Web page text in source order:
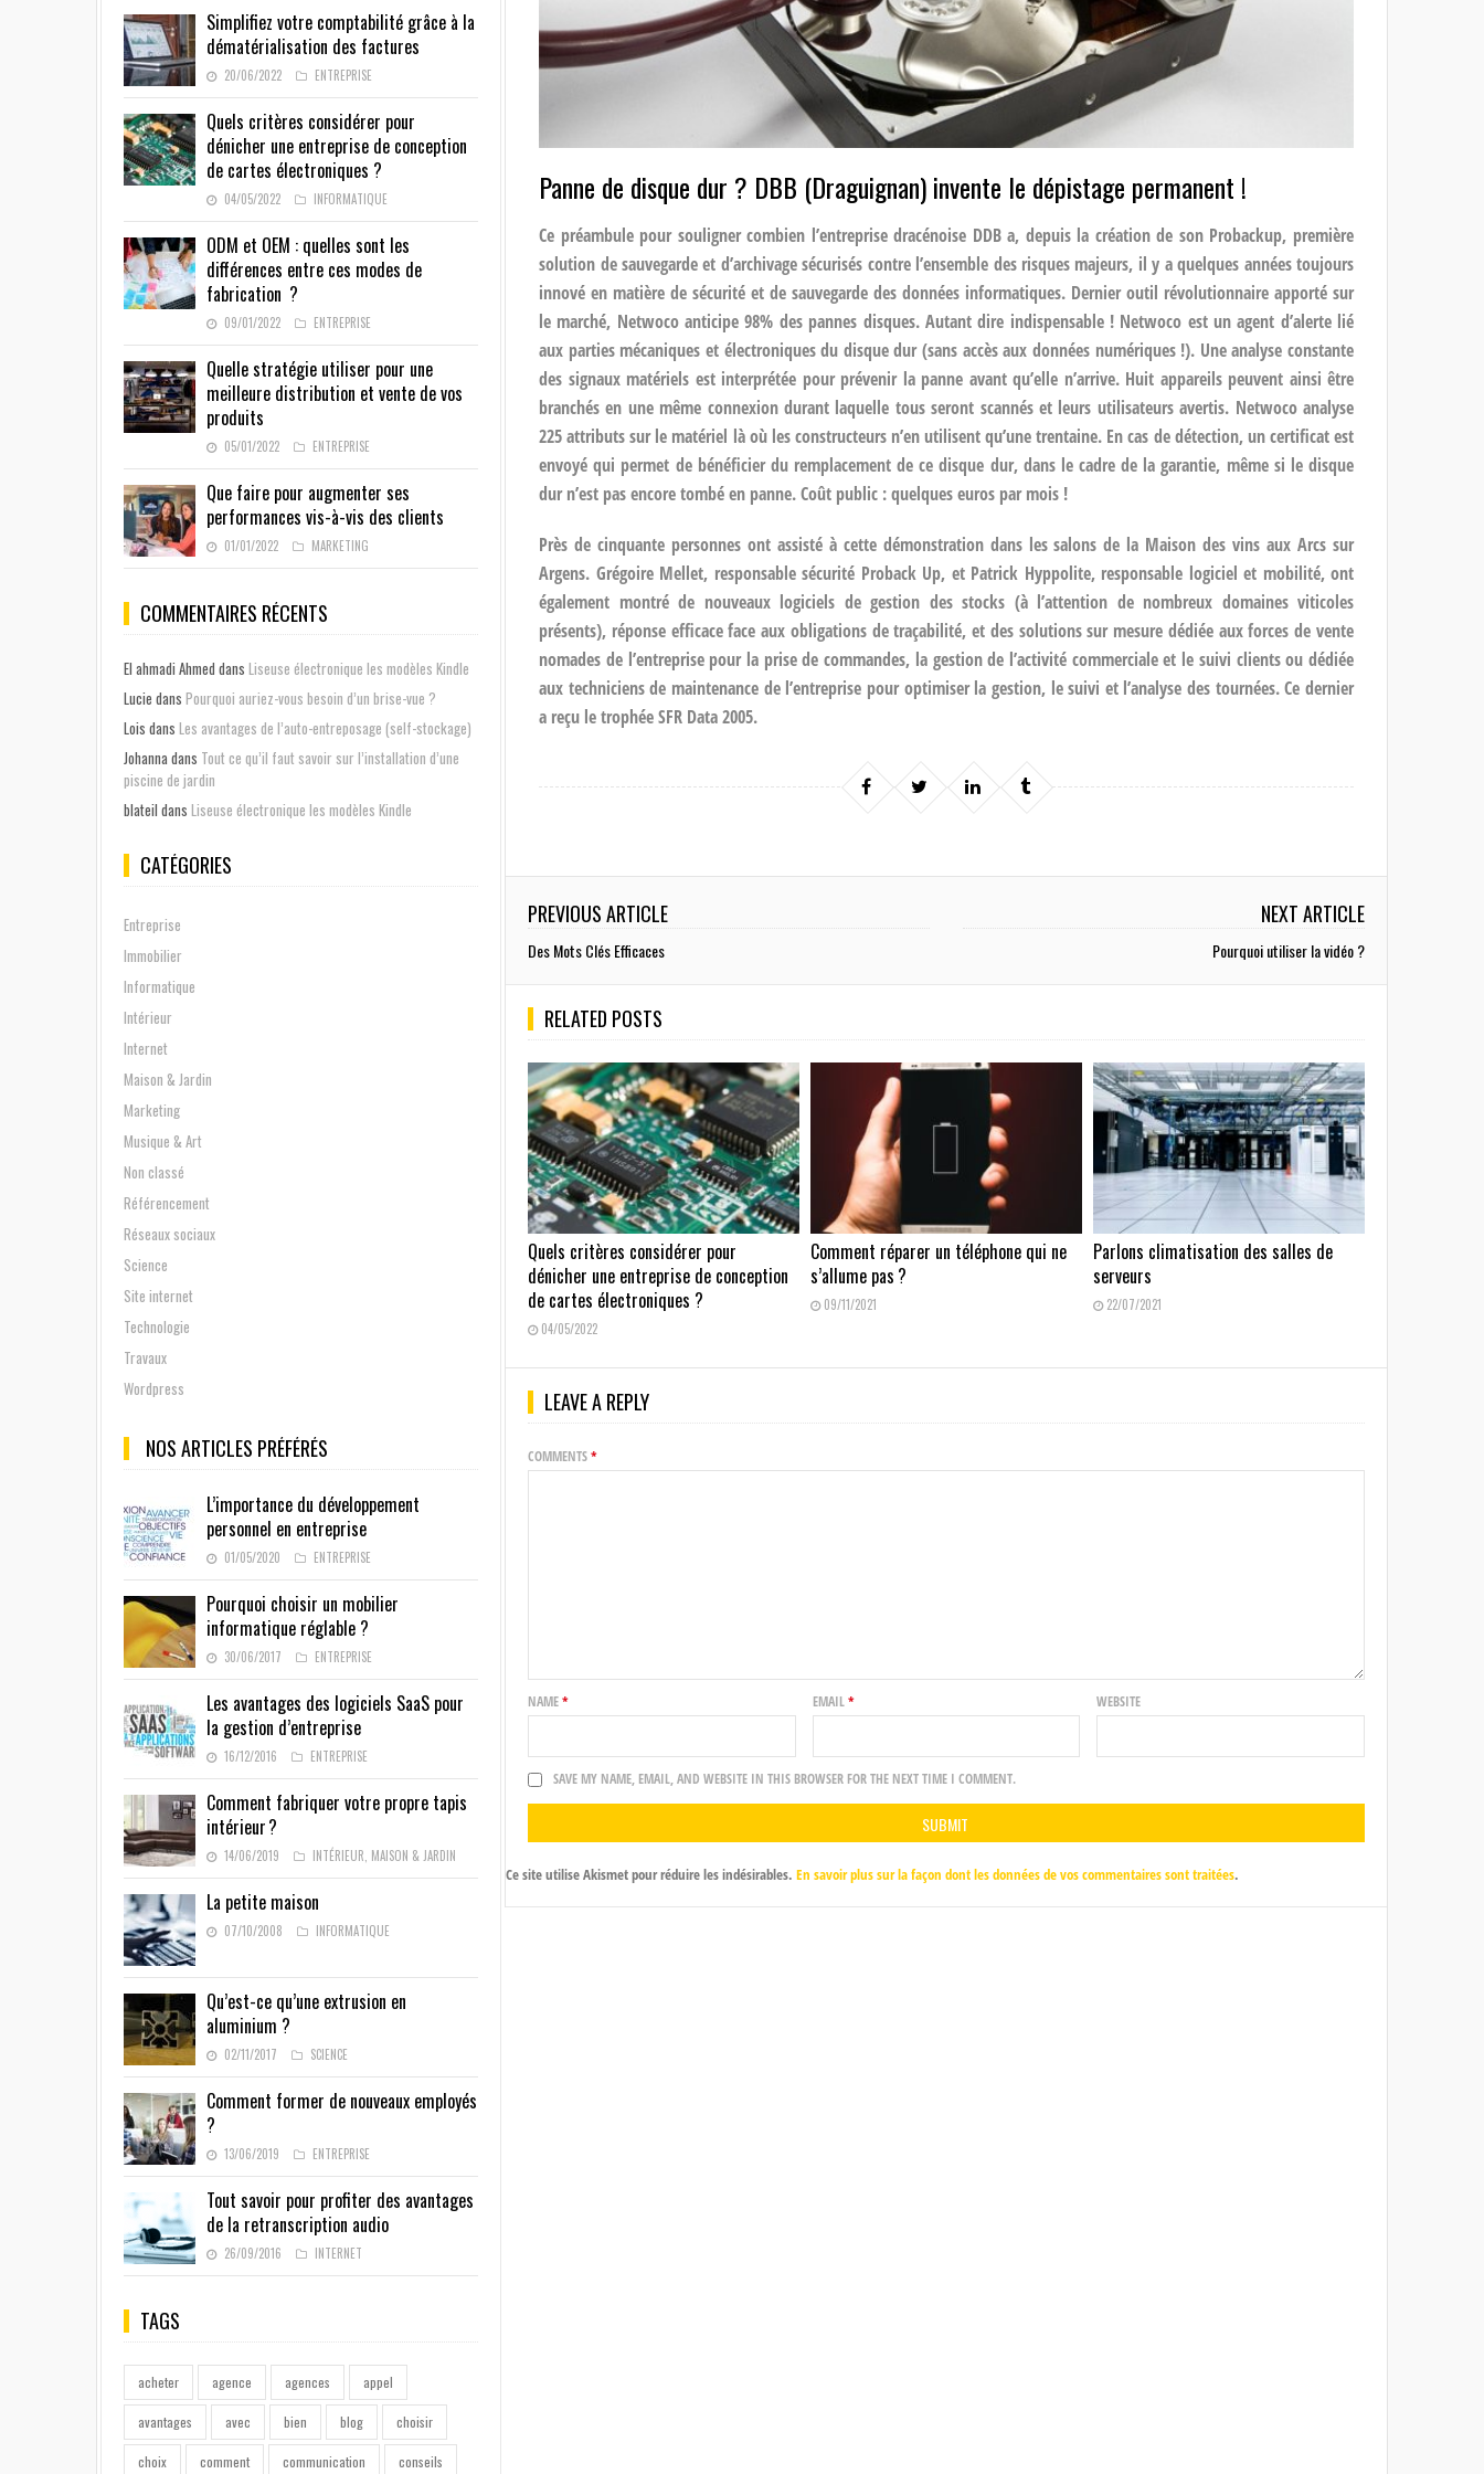
Panne de disque dur ? DBB (Draguignan) invente le dépistage permanent !
Ce préambule pour souligner combien l’entreprise dracénoise DDB a, depuis la création de son Probackup, première
solution de sauvegarde et d’archivage sécurisés contre l’ensemble des risques majeurs, il y a quelques années toujours
innové en matière de sécurité et de sauvegarde des données informatiques. Dernier outil révolutionnaire apporté sur
le marché, Netwoco anticipe 98% des pannes disques. Autant dire indispensable ! Netwoco est un agent d’alerte lié
aux parties mécaniques et électroniques du disque dur (sans accès aux données numériques !). Une analyse constante
des signaux matériels est interprétée pour prévenir la panne avant qu’elle n’arrive. Huit appareils peuvent ainsi être
branchés en une même connexion durant laquelle tous seront scannés et leurs utilisateurs avertis. Netwoco analyse
225 attributs sur le matériel là où les constructeurs n’en utilisent qu’une trentaine. En cas de détection, un certificat est
envoyé qui permet de bénéficier du remplacement de ce disque dur, dans le cadre de la garantie, même si le disque
dur n’est pas encore tombé en panne. Coût public : quelques euros par mois !
Près de cinquante personnes ont assisté à cette démonstration dans les salons de la Maison des vins aux Arcs sur
Argens. Grégoire Mellet, responsable sécurité Proback Up, et Patrick Hyppolite, responsable logiciel et mobilité, ont
également montré de nouveaux logiciels de gestion des stocks (à l’attention de nombreux domaines viticoles
présents), réponse efficace face aux obligations de traçabilité, et des solutions sur mesure dédiée aux forces de vente
nomades de l’entreprise pour la prise de commandes, la gestion de l’activité commerciale et le suivi clients ou dédiée
aux techniciens de maintenance de l’entreprise pour optimiser la gestion, le suivi et l’analyse des tournées. Ce dernier
a reçu le trophée SFR Data 2005.
PREVIOUS ARTICLE
Des Mots Clés Efficaces
NEXT ARTICLE
Pourquoi utiliser la vidéo ?
RELATED POSTS
Quels critères considérer pour
dénicher une entreprise de conception
de cartes électroniques ?
04/05/2022
Comment réparer un téléphone qui ne
s’allume pas ?
09/11/2021
Parlons climatisation des salles de
serveurs
22/07/2021
LEAVE A REPLY
COMMENTS*
NAME* EMAIL* WEBSITE
SAVE MY NAME, EMAIL, AND WEBSITE IN THIS BROWSER FOR THE NEXT TIME I COMMENT.
Ce site utilise Akismet pour réduire les indésirables.En savoir plus sur la façon dont les données de vos commentaires sont traitées.
Simplifiez votre comptabilité grâce à la
dématérialisation des factures
20/06/2022 ENTREPRISE
Quels critères considérer pour
dénicher une entreprise de conception
de cartes électroniques ?
04/05/2022 INFORMATIQUE
ODM et OEM : quelles sont les
différences entre ces modes de
fabrication ?
09/01/2022 ENTREPRISE
Quelle stratégie utiliser pour une
meilleure distribution et vente de vos
produits
05/01/2022 ENTREPRISE
Que faire pour augmenter ses
performances vis-à-vis des clients
01/01/2022 MARKETING
COMMENTAIRES RÉCENTS
El ahmadi Ahmed dans Liseuse électronique les modèles Kindle
Lucie dans Pourquoi auriez-vous besoin d’un brise-vue ?
Lois dans Les avantages de l’auto-entreposage (self-stockage)
Johannadans Tout ce qu’il faut savoir sur l’installation d’une
piscine de jardin
blateil dans Liseuse électronique les modèles Kindle
CATÉGORIES
Entreprise
Immobilier
Informatique
Intérieur
Internet
Maison & Jardin
Marketing
Musique & Art
Non classé
Référencement
Réseaux sociaux
Science
Site internet
Technologie
Travaux
Wordpress
NOS ARTICLES PRÉFÉRÉS
L’importance du développement
personnel en entreprise
01/05/2020 ENTREPRISE
Pourquoi choisir un mobilier
informatique réglable ?
30/06/2017 ENTREPRISE
Les avantages des logiciels SaaS pour
la gestion d’entreprise
16/12/2016 ENTREPRISE
Comment fabriquer votre propre tapis
intérieur ?
14/06/2019 INTÉRIEUR MAISON & JARDIN
La petite maison
07/10/2008 INFORMATIQUE
Qu’est-ce qu’une extrusion en
aluminium ?
02/11/2017 SCIENCE
Comment former de nouveaux employés
?
13/06/2019 ENTREPRISE
Tout savoir pour profiter des avantages
de la retranscription audio
26/09/2016 INTERNET
TAGS
acheter agence agences appel
avantages avec bien blog choisir
choix comment communication conseils